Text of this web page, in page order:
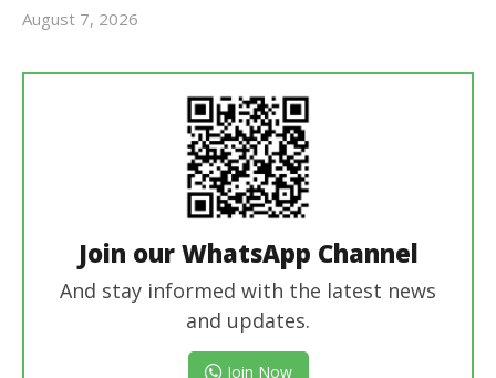
August 7, 2026
Join our WhatsApp Channel
And stay informed with the latest news
and updates.
Join Now